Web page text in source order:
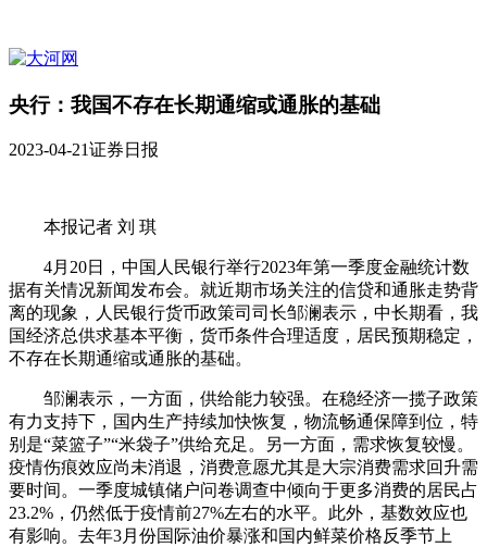
央行：我国不存在长期通缩或通胀的基础
2023-04-21证券日报
本报记者 刘 琪
4月20日，中国人民银行举行2023年第一季度金融统计数
据有关情况新闻发布会。就近期市场关注的信贷和通胀走势背
离的现象，人民银行货币政策司司长邹澜表示，中长期看，我
国经济总供求基本平衡，货币条件合理适度，居民预期稳定，
不存在长期通缩或通胀的基础。
邹澜表示，一方面，供给能力较强。在稳经济一揽子政策
有力支持下，国内生产持续加快恢复，物流畅通保障到位，特
别是“菜篮子”“米袋子”供给充足。另一方面，需求恢复较慢。
疫情伤痕效应尚未消退，消费意愿尤其是大宗消费需求回升需
要时间。一季度城镇储户问卷调查中倾向于更多消费的居民占
23.2%，仍然低于疫情前27%左右的水平。此外，基数效应也
有影响。去年3月份国际油价暴涨和国内鲜菜价格反季节上